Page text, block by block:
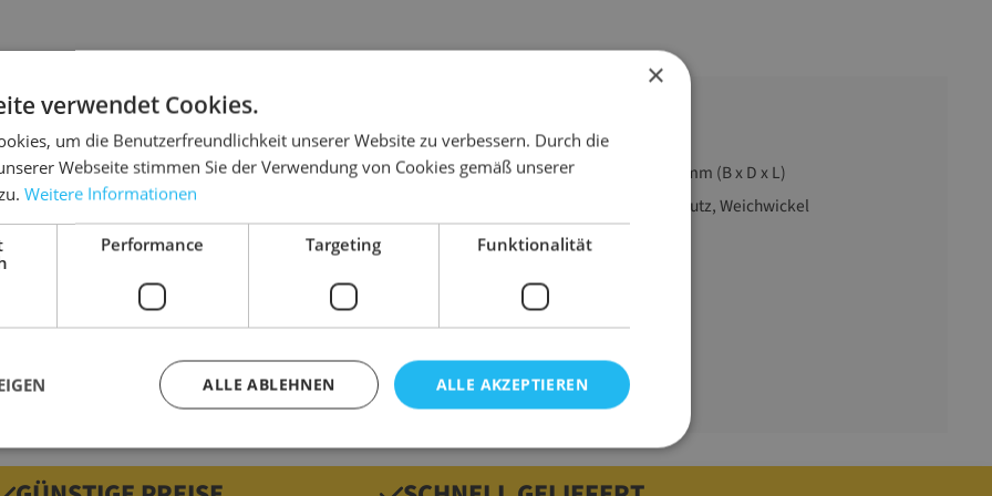
Qualitäten und Wellenhöhen
auch bis 240 cm langen, in regelmäßigen
mit Formteilen aus Wellpappe
ergibt sich eine "Ein-Stoff-
Abmessung
300 mm x 40 mm x 100 mm (B x D x L)
Eckenschutz, Kantenschutz, Weichwickel
grau
534 g
×
verwendet Cookies.
um die Benutzerfreundlichkeit unserer Website zu verbessern. Durch die
Webseite stimmen Sie der Verwendung von Cookies gemäß unserer
Weitere Informationen
Performance Targeting Funktionalität
ALLE AKZEPTIEREN
ALLE ABLEHNEN